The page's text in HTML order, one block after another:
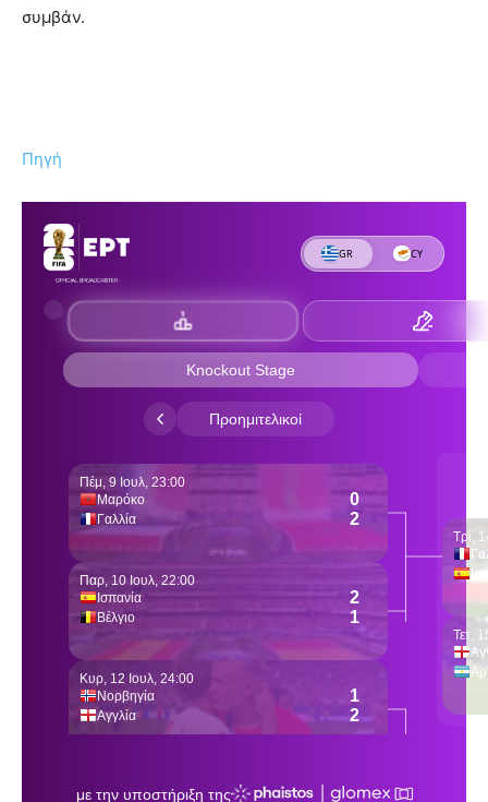
συμβάν.
Πηγή